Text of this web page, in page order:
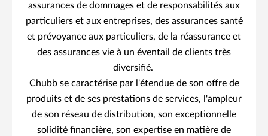
assurances de dommages et de responsabilités aux
particuliers et aux entreprises, des assurances santé
et prévoyance aux particuliers, de la réassurance et
des assurances vie à un éventail de clients très
diversifié.
Chubb se caractérise par l'étendue de son offre de
produits et de ses prestations de services, l'ampleur
de son réseau de distribution, son exceptionnelle
solidité financière, son expertise en matière de